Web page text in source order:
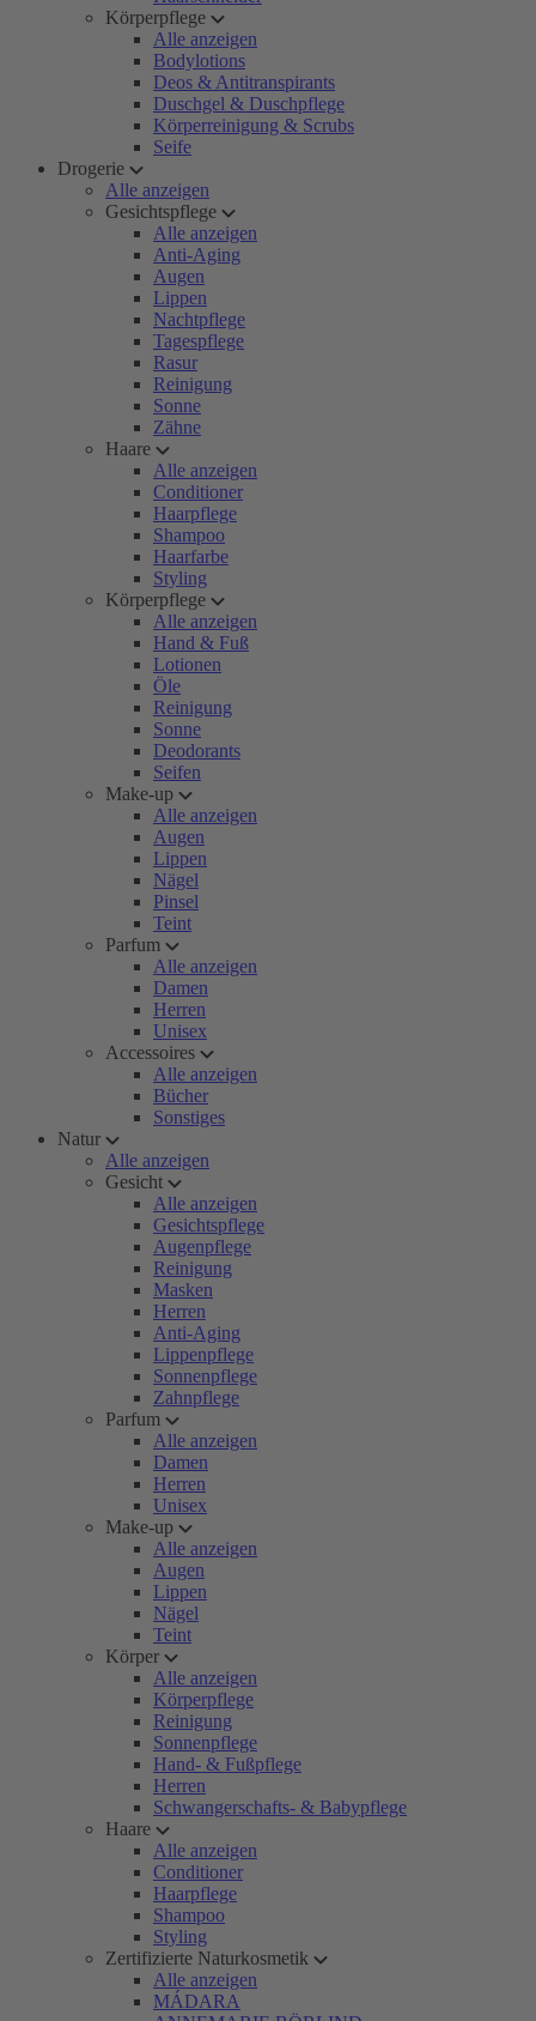
Körperpflege
Alle anzeigen
Bodylotions
Deos & Antitranspirants
Duschgel & Duschpflege
Körperreinigung & Scrubs
Seife
Drogerie
Alle anzeigen
Gesichtspflege
Alle anzeigen
Anti-Aging
Augen
Lippen
Nachtpflege
Tagespflege
Rasur
Reinigung
Sonne
Zähne
Haare
Alle anzeigen
Conditioner
Haarpflege
Shampoo
Haarfarbe
Styling
Körperpflege
Alle anzeigen
Hand & Fuß
Lotionen
Öle
Reinigung
Sonne
Deodorants
Seifen
Make-up
Alle anzeigen
Augen
Lippen
Nägel
Pinsel
Teint
Parfum
Alle anzeigen
Damen
Herren
Unisex
Accessoires
Alle anzeigen
Bücher
Sonstiges
Natur
Alle anzeigen
Gesicht
Alle anzeigen
Gesichtspflege
Augenpflege
Reinigung
Masken
Herren
Anti-Aging
Lippenpflege
Sonnenpflege
Zahnpflege
Parfum
Alle anzeigen
Damen
Herren
Unisex
Make-up
Alle anzeigen
Augen
Lippen
Nägel
Teint
Körper
Alle anzeigen
Körperpflege
Reinigung
Sonnenpflege
Hand- & Fußpflege
Herren
Schwangerschafts- & Babypflege
Haare
Alle anzeigen
Conditioner
Haarpflege
Shampoo
Styling
Zertifizierte Naturkosmetik
Alle anzeigen
MÁDARA